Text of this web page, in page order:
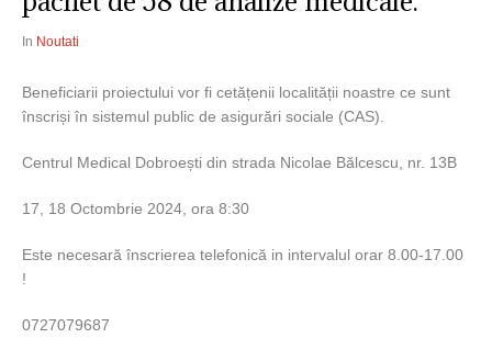
In Noutati
Beneficiarii proiectului vor fi cetățenii localității noastre ce sunt
înscriși în sistemul public de asigurări sociale (CAS).
Centrul Medical Dobroești din strada Nicolae Bălcescu, nr. 13B
17, 18 Octombrie 2024, ora 8:30
Este necesară înscrierea telefonică in intervalul orar 8.00-17.00
!
0727079687